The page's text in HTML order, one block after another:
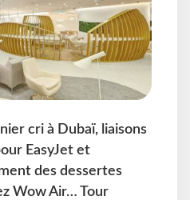
cri à Dubaï, liaisons
EasyJet et
des dessertes
Wow Air… Tour